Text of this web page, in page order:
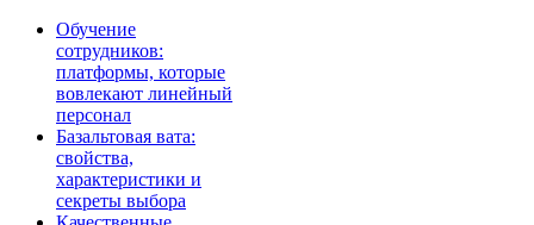
Обучение
сотрудников:
платформы, которые
вовлекают линейный
персонал
Базальтовая вата:
свойства,
характеристики и
секреты выбора